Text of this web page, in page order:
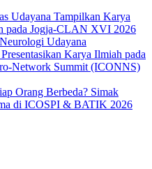
Udayana Tampilkan Karya
pada Jogja-CLAN XVI 2026
Udayana
Karya Ilmiah pada
Network Summit (ICONNS)
Orang Berbeda? Simak
di ICOSPI & BATIK 2026